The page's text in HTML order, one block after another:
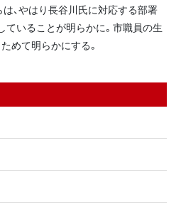
、やはり長谷川氏に対応する部署
いることが明らかに。市職員の生
めて明らかにする。